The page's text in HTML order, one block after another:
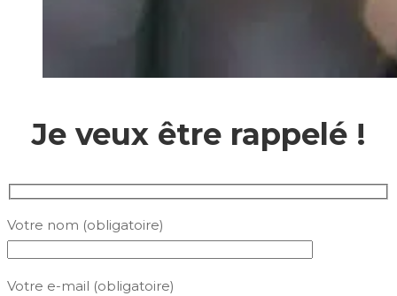
Je veux être rappelé !
Votre nom (obligatoire)
Votre e-mail (obligatoire)